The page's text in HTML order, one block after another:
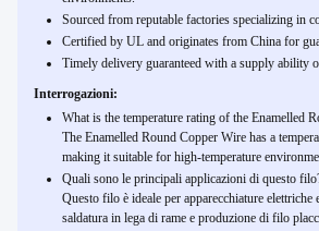
Sourced from reputable factories specializing in
Certified by UL and originates from China for
Timely delivery guaranteed with a supply ability
Interrogazioni:
What is the temperature rating of the Enamelled
The Enamelled Round Copper Wire has a
making it suitable for high-temperature
Quali sono le principali applicazioni di questo
Questo filo è ideale per apparecchiature
saldatura in lega di rame e produzione di filo